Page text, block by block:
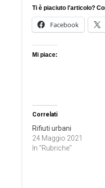
Ti è piaciuto l'articolo?
Facebook
Mi piace:
Correlati
Rifiuti urbani
24 Maggio 2021
In "Rubriche"